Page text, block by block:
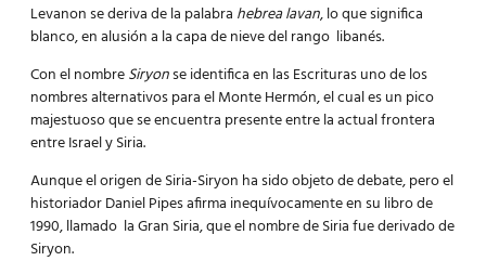
Levanon se deriva de la palabra hebrea lavan, lo que significa
blanco, en alusión a la capa de nieve del rango libanés.
Con el nombreSiryonse identifica en las Escrituras uno de los
nombres alternativos para el Monte Hermón, el cual es un pico
majestuoso que se encuentra presente entre la actual frontera
entre Israel y Siria.
Aunque el origen de Siria-Siryon ha sido objeto de debate, pero el
historiador Daniel Pipes afirma inequívocamente en su libro de
1990, llamado la Gran Siria, que el nombre de Siria fue derivado de
Siryon.